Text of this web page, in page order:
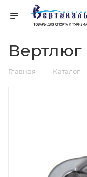
Вертлюг
Главная — Каталог